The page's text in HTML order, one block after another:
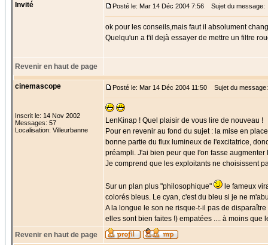
Invité Posté le: Mar 14 Déc 2004 7:56 Sujet du message:
ok pour les conseils,mais faut il absolument
Quelqu'un a t'il dejà essayer de mettre un filtre
Revenir en haut de page
cinemascope
Inscrit le: 14 Nov 2002
Messages: 57
Localisation: Villeurbanne
Posté le: Mar 14 Déc 2004 11:50 Sujet du message:
LenKinap ! Quel plaisir de vous lire de nouveau !
Pour en revenir au fond du sujet : la mise en
bonne partie du flux lumineux de l'excitatrice,
préampli. J'ai bien peur que l'on fasse augmenter
Je comprend que les exploitants ne choisissent
Sur un plan plus "philosophique"
le fameux
colorés bleus. Le cyan, c'est du bleu si je ne
A la longue le son ne risque-t-il pas de
elles sont bien faites !) empatées .... à moins
Revenir en haut de page